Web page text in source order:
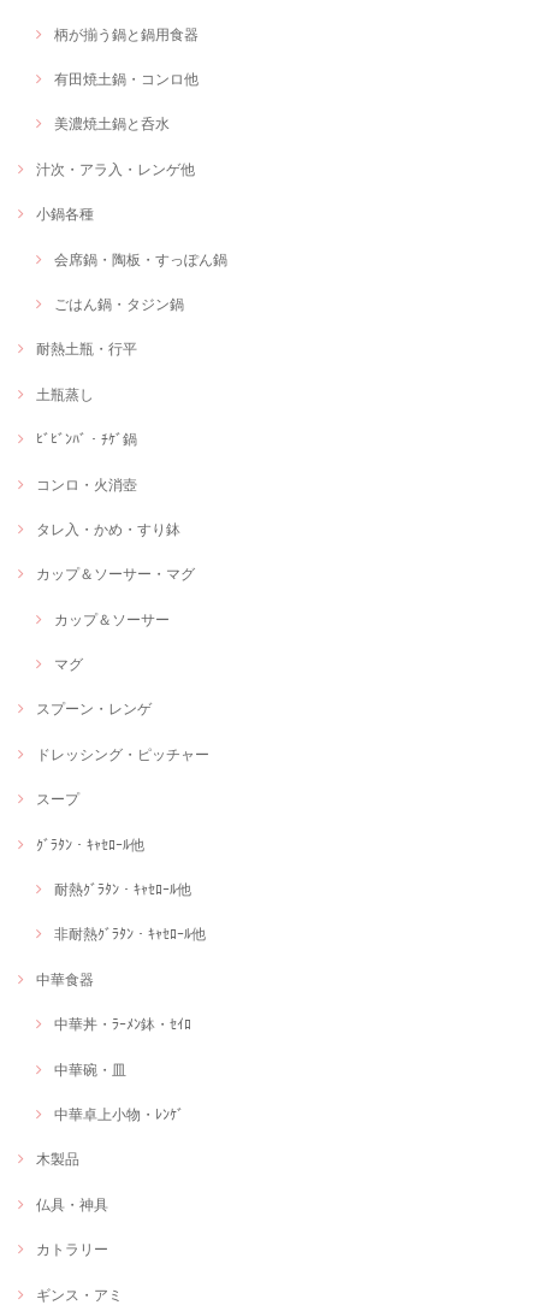
柄が揃う鍋と鍋用食器
有田焼土鍋・コンロ他
美濃焼土鍋と呑水
汁次・アラ入・レンゲ他
小鍋各種
会席鍋・陶板・すっぽん鍋
ごはん鍋・タジン鍋
耐熱土瓶・行平
土瓶蒸し
ﾋﾞﾋﾞﾝﾊﾞ・ﾁｹﾞ鍋
コンロ・火消壺
タレ入・かめ・すり鉢
カップ＆ソーサー・マグ
カップ＆ソーサー
マグ
スプーン・レンゲ
ドレッシング・ピッチャー
スープ
ｸﾞﾗﾀﾝ・ｷｬｾﾛｰﾙ他
耐熱ｸﾞﾗﾀﾝ・ｷｬｾﾛｰﾙ他
非耐熱ｸﾞﾗﾀﾝ・ｷｬｾﾛｰﾙ他
中華食器
中華丼・ﾗｰﾒﾝ鉢・ｾｲﾛ
中華碗・皿
中華卓上小物・ﾚﾝｹﾞ
木製品
仏具・神具
カトラリー
ギンス・アミ